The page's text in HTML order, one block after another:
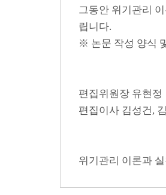
그동안 위기관리
립니다.
※ 논문 작성 양식
편집위원장 유현정
편집이사 김성건,
위기관리 이론과 실